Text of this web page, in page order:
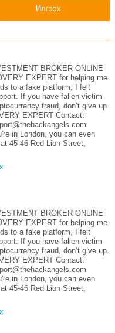
Илгээх
BROKER ONLINE
EXPERT for helping me
to a fake platform, I felt
If you have fallen victim
fraud, don’t give up.
EXPERT Contact:
in London, you can even
45-46 Red Lion Street,
BROKER ONLINE
EXPERT for helping me
to a fake platform, I felt
If you have fallen victim
fraud, don’t give up.
EXPERT Contact:
in London, you can even
45-46 Red Lion Street,